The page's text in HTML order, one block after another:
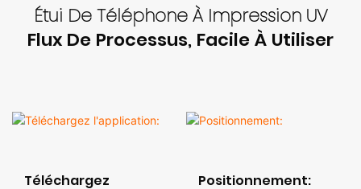
Étui De Téléphone À Impression UV
Flux De Processus, Facile À Utiliser
Téléchargez
Positionnement: